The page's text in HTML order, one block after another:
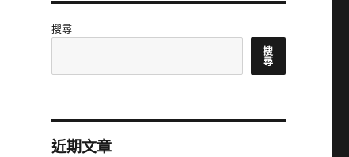
搜尋
搜
尋
近期文章